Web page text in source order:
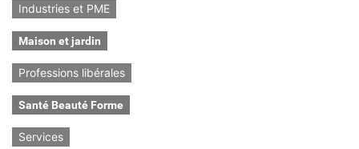
Industries et PME
Maison et jardin
Professions libérales
Santé Beauté Forme
Services